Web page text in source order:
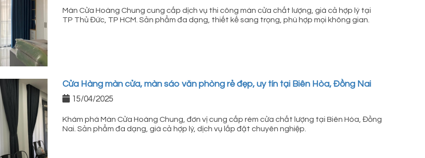
Màn Cửa Hoàng Chung cung cấp dịch vụ thi công màn cửa chất lượng, giá cả hợp lý tại
TP Thủ Đức, TP HCM. Sản phẩm đa dạng, thiết kế sang trọng, phù hợp mọi không gian.
Cửa Hàng màn cửa, màn sáo văn phòng rẻ đẹp, uy tín tại Biên Hòa, Đồng Nai
15/04/2025
Khám phá Màn Cửa Hoàng Chung, đơn vị cung cấp rèm cửa chất lượng tại Biên Hòa, Đồng
Nai. Sản phẩm đa dạng, giá cả hợp lý, dịch vụ lắp đặt chuyên nghiệp.